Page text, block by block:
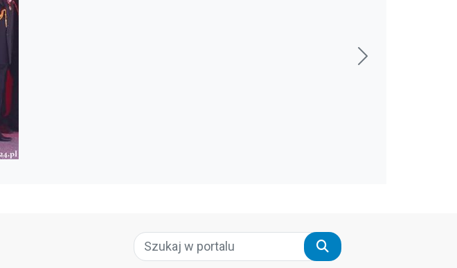
Szukaj